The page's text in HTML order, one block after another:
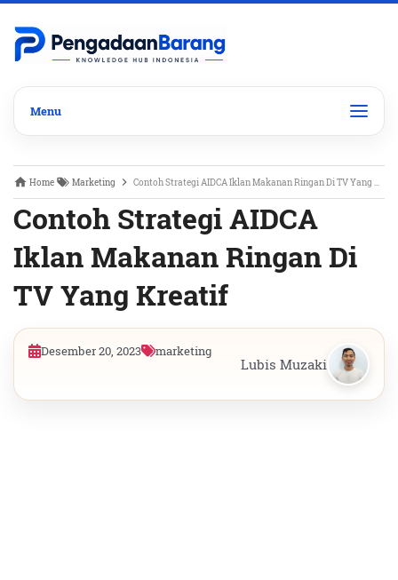
Home Marketing Contoh Strategi AIDCA Iklan Makanan Ringan Di TV Yang Kreatif
Contoh Strategi AIDCA
Iklan Makanan Ringan Di
TV Yang Kreatif
Desember 20, 2023 marketing
Lubis Muzaki